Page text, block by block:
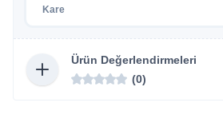
Kare
Ürün Değerlendirmeleri
(0)